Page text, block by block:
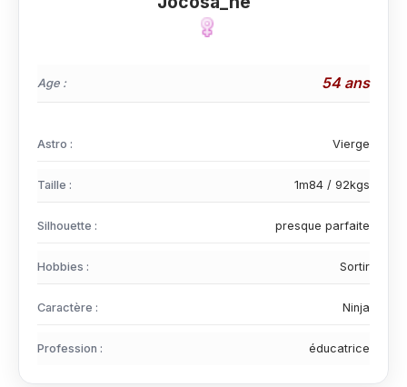
Age : 54 ans
Astro : Vierge
Taille : 1m84 / 92kgs
Silhouette : presque parfaite
Hobbies : Sortir
Caractère : Ninja
Profession : éducatrice